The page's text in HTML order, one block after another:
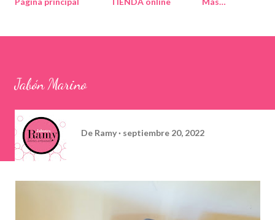
Jabón Marino
De Ramy septiembre 20, 2022